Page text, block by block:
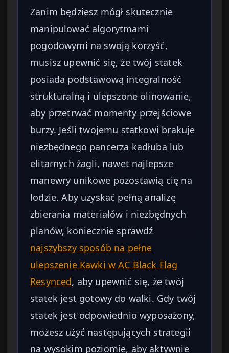
Zanim będziesz mógł skutecznie
manipulować algorytmami
pogodowymi na swoją korzyść,
musisz upewnić się, że twój statek
posiada podstawową integralność
strukturalną i ulepszone olinowanie,
aby przetrwać momenty przejściowe
burzy. Jeśli twojemu statkowi brakuje
niezbędnego pancerza kadłuba lub
elitarnych żagli, nawet najlepsze
manewry unikowe pozostawią cię na
lodzie. Aby uzyskać pełną analizę
zbierania materiałów i niezbędnych
planów, koniecznie sprawdź
najszybszy sposób na pełne
ulepszenie Kawki w AC Black Flag
Resynced, aby upewnić się, że twój
statek jest gotowy do walki. Gdy twój
statek jest odpowiednio wyposażony,
możesz użyć następujących strategii
na wysokim poziomie, aby aktywnie